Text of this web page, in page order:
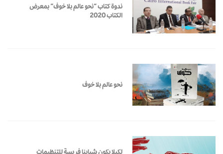
ندوة كتاب “نحو عالم بلا خوف” بمعرض
الكتاب 2020
نحو عالم بلا خوف
لكيلا يكون شبابنا فريسة للتنظيمات